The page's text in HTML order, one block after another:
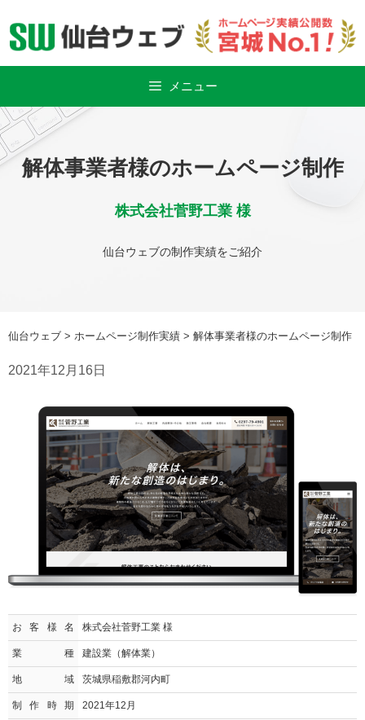
メニュー
解体事業者様のホームページ制作
株式会社菅野工業 様
仙台ウェブの制作実績をご紹介
仙台ウェブ > ホームページ制作実績 > 解体事業者様のホームページ制作
2021年12月16日
お客様名 株式会社菅野工業 様
業種 建設業（解体業）
地域 茨城県稲敷郡河内町
制作時期 2021年12月